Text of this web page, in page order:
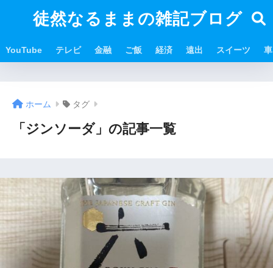
徒然なるままの雑記ブログ
YouTube テレビ 金融 ご飯 経済 遠出 スイーツ 車
ホーム タグ
「ジンソーダ」の記事一覧